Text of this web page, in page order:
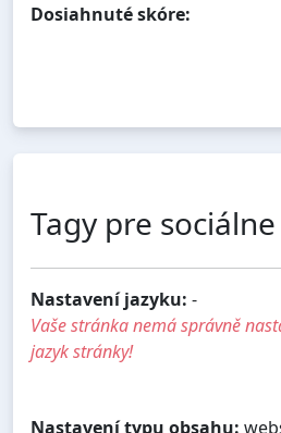
Dosiahnuté skóre:
Tagy pre
Nastavení jazyku: -
Vaše stránka nemá správně
jazyk stránky!
Nastavení typu obsahu: